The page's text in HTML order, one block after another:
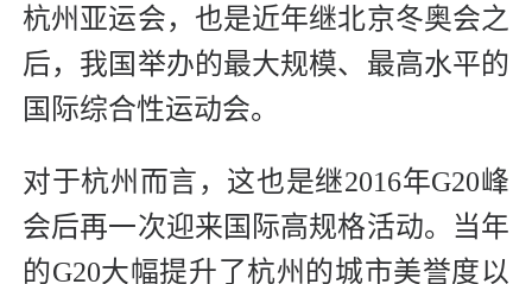
杭州亚运会，也是近年继北京冬奥会之
后，我国举办的最大规模、最高水平的
国际综合性运动会。
对于杭州而言，这也是继2016年G20峰
会后再一次迎来国际高规格活动。当年
的G20大幅提升了杭州的城市美誉度以